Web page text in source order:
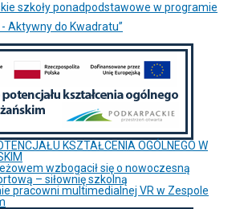
szkoły ponadpodstawowe w programie
Aktywny do Kwadratu”
KSZTAŁCENIA OGÓLNEGO W
wzbogacił się o nowoczesną
– siłownię szkolną
pracowni multimedialnej VR w Zespole